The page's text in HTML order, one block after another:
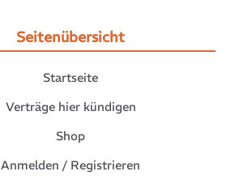
Seitenübersicht
Startseite
Verträge hier kündigen
Shop
Anmelden / Registrieren